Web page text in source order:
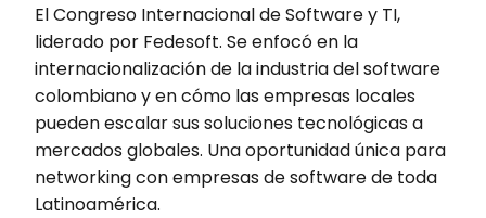
El Congreso Internacional de Software y TI,
liderado por Fedesoft. Se enfocó en la
internacionalización de la industria del software
colombiano y en cómo las empresas locales
pueden escalar sus soluciones tecnológicas a
mercados globales. Una oportunidad única para
networking con empresas de software de toda
Latinoamérica.